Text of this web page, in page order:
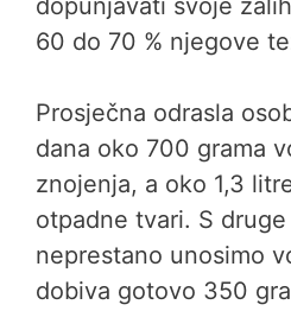
dopunjavati svoje
60 do 70 % njegove
Prosječna odrasla
dana oko 700 grama
znojenja, a oko 1,3
otpadne tvari. S
neprestano unosimo
dobiva gotovo 350